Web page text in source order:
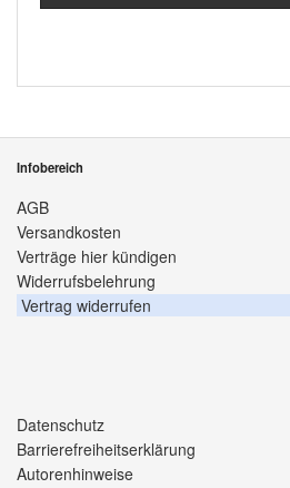
Infobereich
AGB
Versandkosten
Verträge hier kündigen
Widerrufsbelehrung
Vertrag widerrufen
Datenschutz
Barrierefreiheitserklärung
Autorenhinweise